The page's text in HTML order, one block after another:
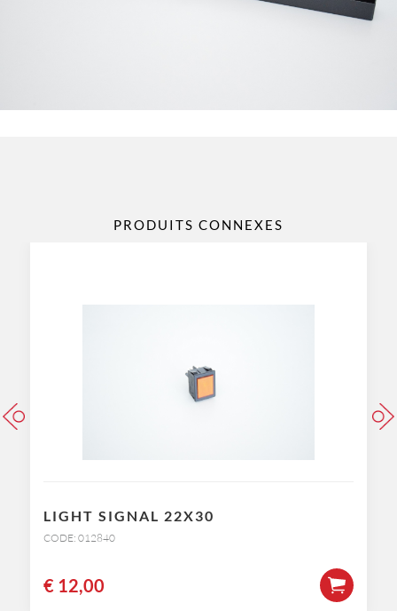
PRODUITS CONNEXES
LIGHT SIGNAL 22X30
CODE: 012840
€ 12,00